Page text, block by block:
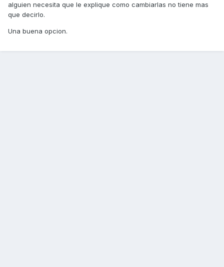
alguien necesita que le explique como cambiarlas no tiene mas
que decirlo.
Una buena opcion.